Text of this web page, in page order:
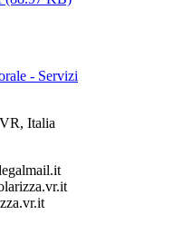
- Servizi
Italia